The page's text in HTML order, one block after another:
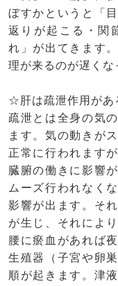
ぼすかというと「
返りが起こる・関
れ」が出てきます
理が来るのが遅くな
☆肝は疏泄作用があ
疏泄とは全身の気
ます。気の動きが
正常に行われます
臓腑の働きに影響
ムーズ行われなく
影響が出ます。そ
が生じ、それによ
腰に瘀血があれば
生殖器（子宮や卵
順が起きます。津